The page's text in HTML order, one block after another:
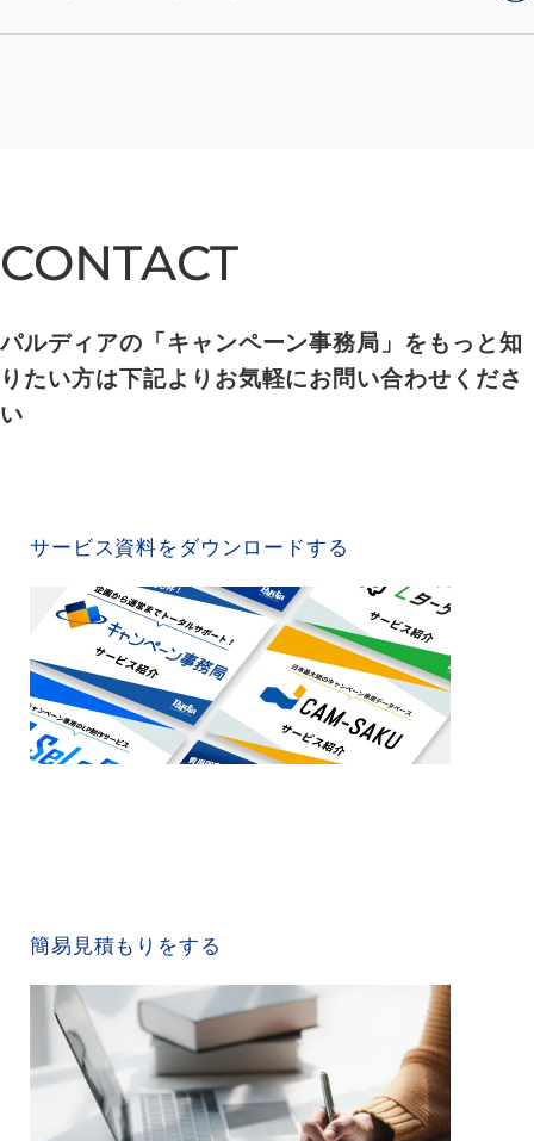
CONTACT
CONTACT
パルディアの「キャンペーン事務局」をもっと知
りたい方は下記よりお気軽にお問い合わせくださ
い
サービス資料をダウンロードする
簡易見積もりをする